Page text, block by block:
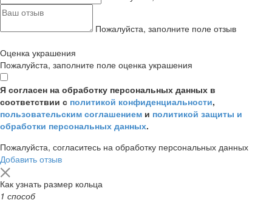
Пожалуйста, заполните поле отзыв
Оценка украшения
Пожалуйста, заполните поле оценка украшения
Я согласен на обработку персональных данных в
соответствии с политикой конфиденциальности,
пользовательским соглашением и политикой защиты и
обработки персональных данных.
Пожалуйста, согласитесь на обработку персональных данных
Добавить отзыв
Как узнать размер кольца
1 способ